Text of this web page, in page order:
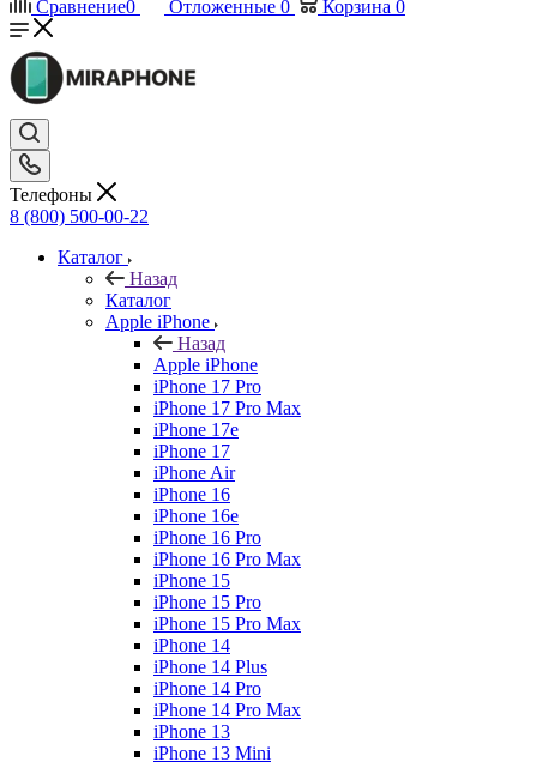
Сравнение0 Отложенные 0 Корзина 0
Телефоны
8 (800) 500-00-22
Каталог
Назад
Каталог
Apple iPhone
Назад
Apple iPhone
iPhone 17 Pro
iPhone 17 Pro Max
iPhone 17e
iPhone 17
iPhone Air
iPhone 16
iPhone 16e
iPhone 16 Pro
iPhone 16 Pro Max
iPhone 15
iPhone 15 Pro
iPhone 15 Pro Max
iPhone 14
iPhone 14 Plus
iPhone 14 Pro
iPhone 14 Pro Max
iPhone 13
iPhone 13 Mini